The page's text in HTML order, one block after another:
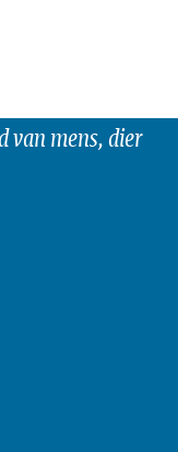
van mens, dier